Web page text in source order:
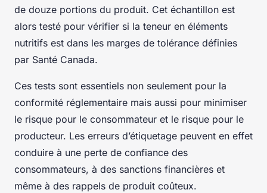
de douze portions du produit. Cet échantillon est
alors testé pour vérifier si la teneur en éléments
nutritifs est dans les marges de tolérance définies
par Santé Canada.
Ces tests sont essentiels non seulement pour la
conformité réglementaire mais aussi pour minimiser
le risque pour le consommateur et le risque pour le
producteur. Les erreurs d’étiquetage peuvent en effet
conduire à une perte de confiance des
consommateurs, à des sanctions financières et
même à des rappels de produit coûteux.